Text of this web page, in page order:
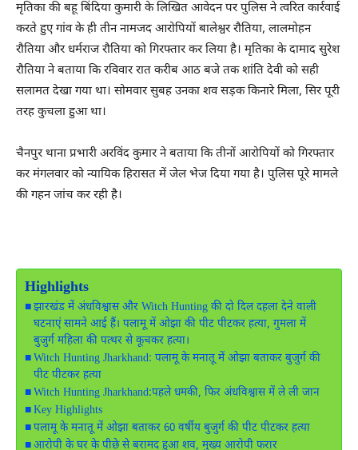
मृतिका की बहू बिंदिया कुमारी के लिखित आवेदन पर पुलिस ने त्वरित कार्रवाई
करते हुए गांव के ही तीन नामजद आरोपियों बालेश्वर रौतिया, लालमोहन
रौतिया और धर्मराज रौतिया को गिरफ्तार कर लिया है। मृतिका के दामाद सुरेश
रौतिया ने बताया कि रविवार रात करीब आठ बजे तक शांति देवी को सही
सलामत देखा गया था। सोमवार सुबह उनका शव सड़क किनारे मिला, सिर पूरी
तरह कुचला हुआ था।
चैनपुर थाना प्रभारी अरविंद कुमार ने बताया कि तीनों आरोपियों को गिरफ्तार
कर मंगलवार को न्यायिक हिरासत में जेल भेज दिया गया है। पुलिस पूरे मामले
की गहन जांच कर रही है।
Highlights
झारखंड में अंधविश्वास और Witch Hunting की दो दिल दहला देने वाली
घटनाएं सामने आई हैं। पलामू में ओझा की पीट पीटकर हत्या, गुमला में
बुजुर्ग महिला की पत्थर से कूचकर हत्या।
Witch Hunting Jharkhand: पलामू के मनातू में ओझा बताकर बुजुर्ग की
पीट पीटकर हत्या
Witch Hunting Jharkhand:पहले धमकी, फिर अंधविश्वास में ले ली जान
Key Highlights
पलामू के मनातू में ओझा बताकर 60 वर्षीय बुजुर्ग की पीट पीटकर हत्या
आरोपी के घर के पीछे से बरामद हुआ शव, मुख्य आरोपी फरार